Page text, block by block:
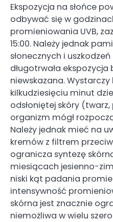
Ekspozycja na słońce
odbywać się w
promieniowania UVB,
15:00. Należy jednak
słonecznych i
długotrwała
niewskazana.
kilkudziesięciu minut
odsłoniętej skóry
organizm mógł
Należy jednak mieć na
kremów z filtrem
ogranicza syntezę
miesiącach jesienno-
niski kąt padania
intensywność
skórna jest znacznie
niemożliwa w wielu